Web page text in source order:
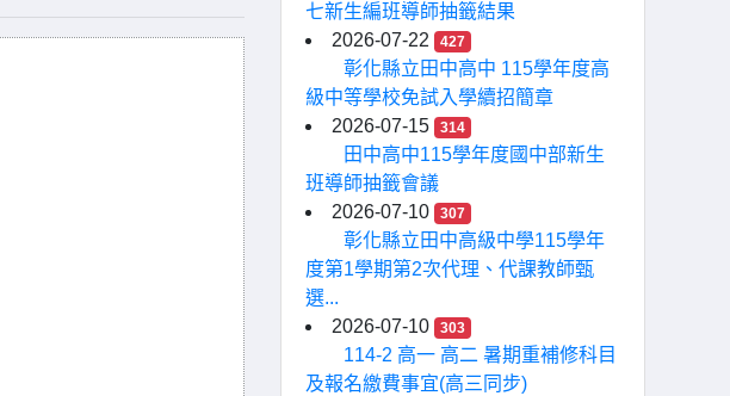
七新生編班導師抽籤結果
2026-07-22
427
彰化縣立田中高中 115學年度高
級中等學校免試入學續招簡章
2026-07-15
314
田中高中115學年度國中部新生
班導師抽籤會議
2026-07-10
307
彰化縣立田中高級中學115學年
度第1學期第2次代理、代課教師甄
選...
2026-07-10
303
114-2 高一 高二 暑期重補修科目
及報名繳費事宜(高三同步)